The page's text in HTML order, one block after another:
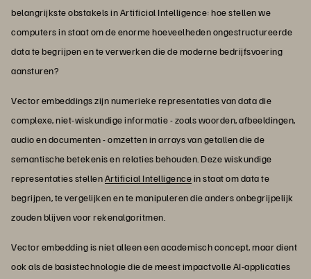
belangrijkste obstakels in Artificial Intelligence: hoe stellen we
computers in staat om de enorme hoeveelheden ongestructureerde
data te begrijpen en te verwerken die de moderne bedrijfsvoering
aansturen?
Vector embeddings zijn numerieke representaties van data die
complexe, niet-wiskundige informatie - zoals woorden, afbeeldingen,
audio en documenten - omzetten in arrays van getallen die de
semantische betekenis en relaties behouden. Deze wiskundige
representaties stellenArtificial Intelligencein staat om data te
begrijpen, te vergelijken en te manipuleren die anders onbegrijpelijk
zouden blijven voor rekenalgoritmen.
Vector embedding is niet alleen een academisch concept, maar dient
ook als de basistechnologie die de meest impactvolle AI-applicaties